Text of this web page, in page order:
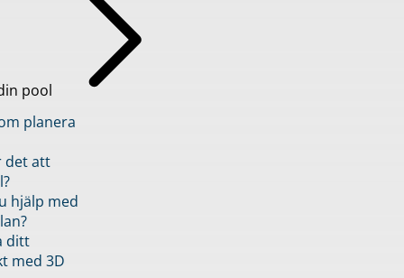
pool
planera
det att
hjälp med
ditt
med 3D